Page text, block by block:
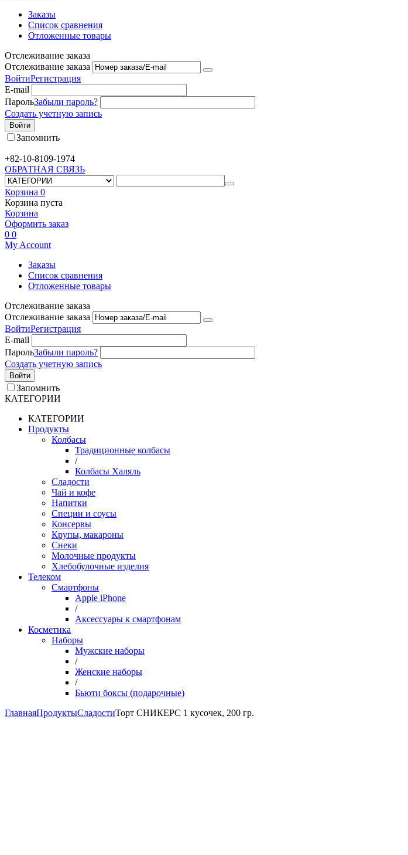
Заказы
Список сравнения
Отложенные товары
Отслеживание заказа
Отслеживание заказа
ВойтиРегистрация
E-mail
ПарольЗабыли пароль?
Создать учетную запись
Войти
Запомнить
+82-10-8109-1974
ОБРАТНАЯ СВЯЗЬ
Корзина 0
Корзина пуста
Корзина
Оформить заказ
0 0
My Account
Заказы
Список сравнения
Отложенные товары
Отслеживание заказа
Отслеживание заказа
ВойтиРегистрация
E-mail
ПарольЗабыли пароль?
Создать учетную запись
Войти
Запомнить
КАТЕГОРИИ
КАТЕГОРИИ
Продукты
Колбасы
Традиционные колбасы
/
Колбасы Халяль
Сладости
Чай и кофе
Напитки
Специи и соусы
Консервы
Крупы, макароны
Снеки
Молочные продукты
Хлебобулочные изделия
Телеком
Смартфоны
Apple iPhone
/
Аксессуары к смартфонам
Косметика
Наборы
Мужские наборы
/
Женские наборы
/
Бьюти боксы (подарочные)
ГлавнаяПродуктыСладостиТорт СНИКЕРС 1 кусочек, 200 гр.